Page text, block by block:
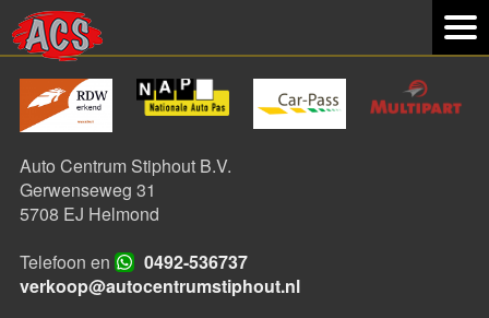
Auto Centrum Stiphout B.V.
Gerwenseweg 31
5708 EJ Helmond
Telefoon en
0492-536737
verkoop@autocentrumstiphout.nl